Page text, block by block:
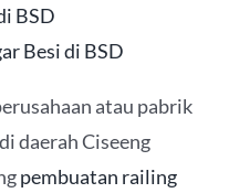
BSD
Besi di BSD
atau pabrik
daerah Ciseeng
pembuatan railing